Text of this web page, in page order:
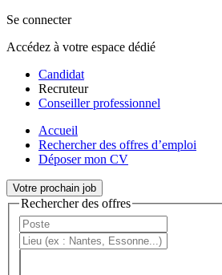
Se connecter
Accédez à votre espace dédié
Candidat
Recruteur
Conseiller professionnel
Accueil
Rechercher des offres d’emploi
Déposer mon CV
Votre prochain job
Rechercher des offres